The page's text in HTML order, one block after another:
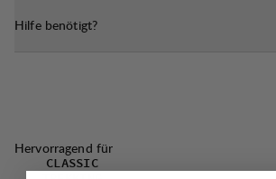
Hilfe benötigt?
Hervorragend für
CLASSIC